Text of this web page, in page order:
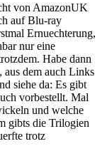
von AmazonUK
auf Blu-ray
Ernuechterung,
nur eine
Habe dann
aus dem auch Links
siehe da: Es gibt
vorbestellt. Mal
und welche
gibts die Trilogien
trotz